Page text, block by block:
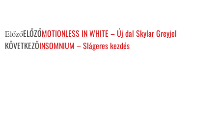
ElőzőELŐZŐMOTIONLESS IN WHITE – Új dal Skylar Greyjel
KÖVETKEZŐINSOMNIUM – Slágeres kezdés